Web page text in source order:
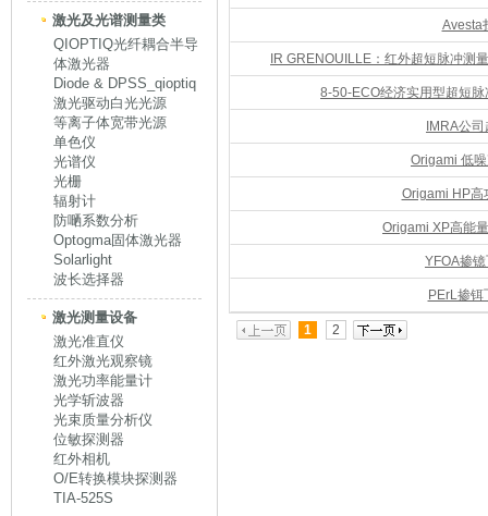
激光及光谱测量类
QIOPTIQ光纤耦合半导
体激光器
Diode & DPSS_qioptiq
激光驱动白光光源
等离子体宽带光源
单色仪
光谱仪
光栅
辐射计
防嗮系数分析
Optogma固体激光器
Solarlight
波长选择器
激光测量设备
激光准直仪
红外激光观察镜
激光功率能量计
光学斩波器
光束质量分析仪
位敏探测器
红外相机
O/E转换模块探测器
TIA-525S
Avesta
IR GRENOUILLE：红外超短脉冲测
8-50-ECO经济实用型超短
IMRA公
Origami 低
Origami HP高
Origami XP高能
YFOA掺
PErL掺铒
1 2